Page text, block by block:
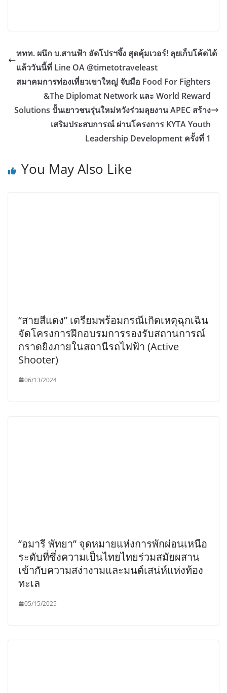
ททท. ผนึก บ.สานฟ้า อัดโปรฯจึ้ง สุดคุ้มเวอร์! ลุยเก็บโค้ดได้
แล้ววันนี้ที่ Line OA @timetotraveleast
สมาคมการท่องเที่ยวเขาใหญ่ จับมือ Food For Fighters
&The Diplomat Network และ World Reward
Solutions ปั้นเยาวชนรุ่นใหม่หวังร่วมลุยงาน APEC สร้าง
เสริมประสบการณ์ ผ่านโครงการ KYTA Youth
Leadership Development ครั้งที่ 1
You May Also Like
“สายสีแดง” เตรียมพร้อมกรณีเกิดเหตุฉุกเฉิน
จัดโครงการฝึกอบรมการรองรับสถานการณ์
กราดยิงภายในสถานีรถไฟฟ้า (Active
Shooter)
06/13/2024
“อมารี พัทยา” จุดหมายแห่งการพักผ่อนเหนือ
ระดับที่ซึ่งความเป็นไทยไทยร่วมสมัยผสาน
เข้ากับความสง่างามและมนต์เสน่ห์แห่งท้อง
ทะเล
05/15/2025